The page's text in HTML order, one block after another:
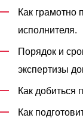
Как грамотно
исполнителя.
Порядок и
экспертизы
Как добиться
Как